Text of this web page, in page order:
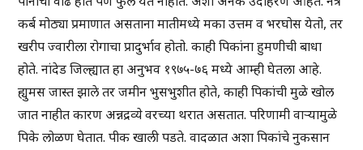
कर्ब मोठ्या प्रमाणात असताना मातीमध्ये मका उत्तम व भरघोस येतो, तर
खरीप ज्वारीला रोगाचा प्रादुर्भाव होतो. काही पिकांना हुमणीची बाधा
होते. नांदेड जिल्ह्यात हा अनुभव १९७५-७६ मध्ये आम्ही घेतला आहे.
ह्युमस जास्त झाले तर जमीन भुसभुशीत होते, काही पिकांची मुळे खोल
जात नाहीत कारण अन्नद्रव्ये वरच्या थरात असतात. परिणामी वाऱ्यामुळे
पिके लोळण घेतात. पीक खाली पडते. वादळात अशा पिकांचे नुकसान